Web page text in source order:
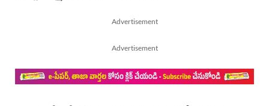
Advertisement
Advertisement